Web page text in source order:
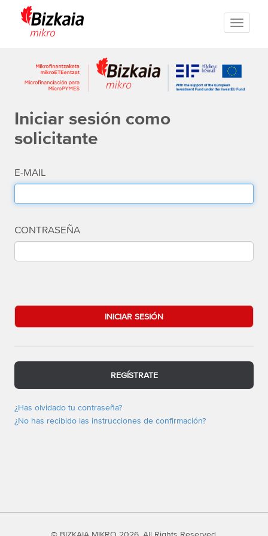
Toggle
Iniciar sesión como
solicitante
E-MAIL
CONTRASEÑA
REGÍSTRATE
¿Has olvidado tu contraseña?
¿No has recibido las instrucciones de confirmación?